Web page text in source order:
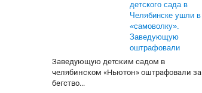
детского сада в
Челябинске ушли в
«самоволку».
Заведующую
оштрафовали
Заведующую детским садом в
челябинском «Ньютон» оштрафовали за
бегство...